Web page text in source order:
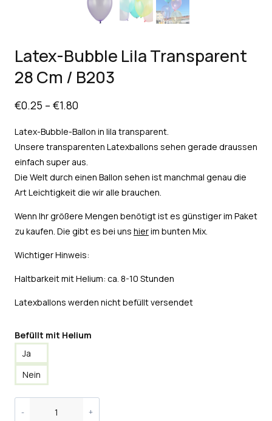
Latex-Bubble Lila Transparent
28 Cm / B203
€0.25 – €1.80
Latex-Bubble-Ballon in lila transparent.
Unsere transparenten Latexballons sehen gerade draussen
einfach super aus.
Die Welt durch einen Ballon sehen ist manchmal genau die
Art Leichtigkeit die wir alle brauchen.
Wenn Ihr größere Mengen benötigt ist es günstiger im Paket
zu kaufen. Die gibt es bei uns hierim bunten Mix.
Wichtiger Hinweis:
Haltbarkeit mit Helium: ca. 8-10 Stunden
Latexballons werden nicht befüllt versendet
Befüllt mit Helium
Ja
Nein